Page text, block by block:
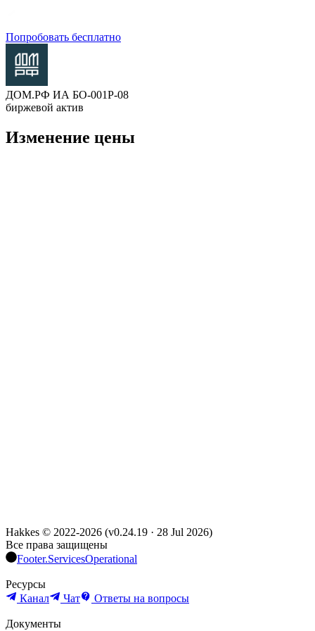
Попробовать бесплатно
ДОМ.РФ ИА БО-001Р-08
биржевой актив
Изменение цены
Hakkes © 2022-2026 (v0.24.19 · 28 Jul 2026)
Все права защищены
Footer.ServicesOperational
Ресурсы
Канал
Чат Ответы на вопросы
Документы